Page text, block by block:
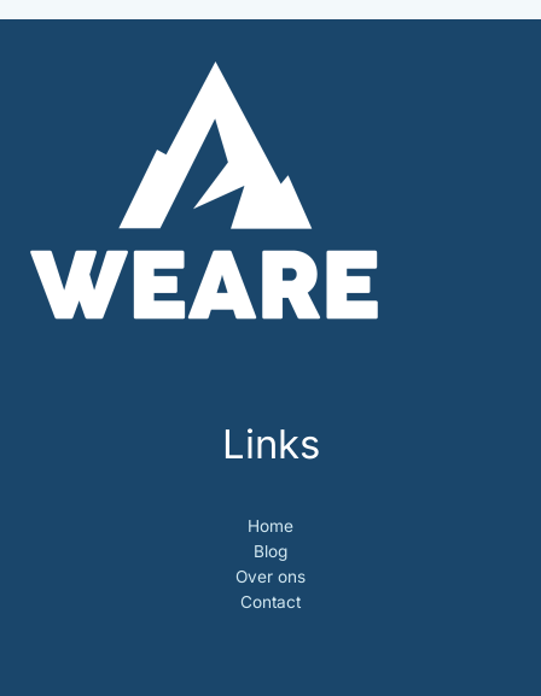
Links
Home
Blog
Over ons
Contact